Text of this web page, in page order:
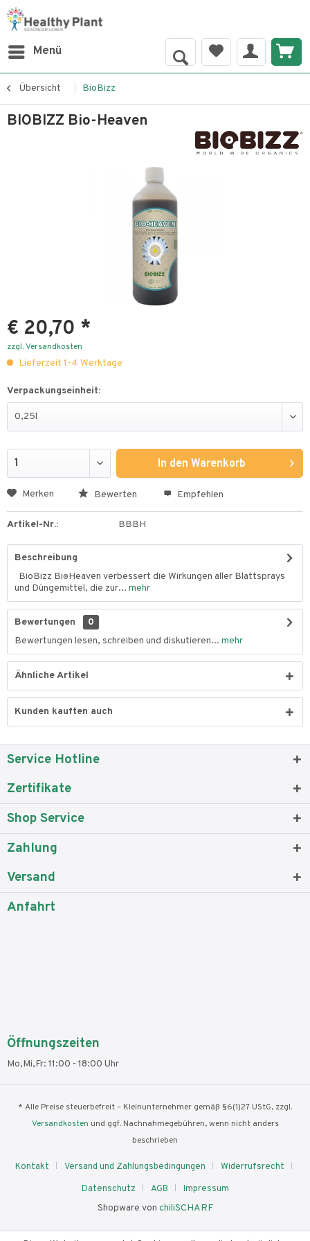
Menü
Übersicht BioBizz
BIOBIZZ Bio-Heaven
€ 20,70 *
zzgl. Versandkosten
Lieferzeit 1-4 Werktage
Verpackungseinheit:
In den Warenkorb
Merken Bewerten Empfehlen
Artikel-Nr.: BBBH
Beschreibung
BioBizz Bio·Heaven verbessert die Wirkungen aller Blattsprays
und Düngemittel, die zur... mehr
Bewertungen
0
Bewertungen lesen, schreiben und diskutieren... mehr
Ähnliche Artikel
Kunden kauften auch
Service Hotline
Zertifikate
Shop Service
Zahlung
Versand
Anfahrt
Öffnungszeiten
Mo,Mi,Fr: 11:00 - 18:00 Uhr
* Alle Preise steuerbefreit – Kleinunternehmer gemäß §6(1)27 UStG, zzgl.
Versandkosten und ggf. Nachnahmegebühren, wenn nicht anders
beschrieben
Kontakt Versand und Zahlungsbedingungen
Widerrufsrecht
Datenschutz
AGB Impressum
Shopware von chiliSCHARF